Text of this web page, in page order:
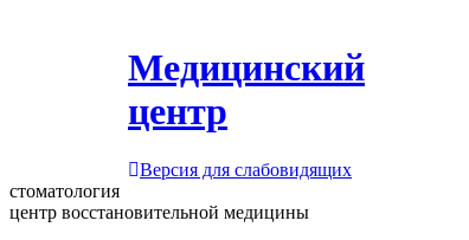
Медицинский
центр
Версия для слабовидящих
стоматология
центр восстановительной медицины